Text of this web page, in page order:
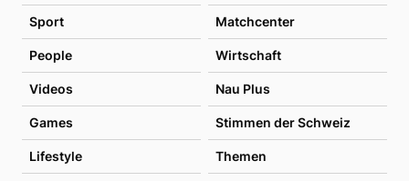
Sport Matchcenter
People Wirtschaft
Videos Nau Plus
Games Stimmen der Schweiz
Lifestyle Themen